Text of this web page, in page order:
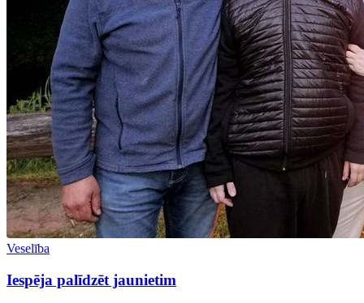
Veselība
Iespēja palīdzēt jaunietim